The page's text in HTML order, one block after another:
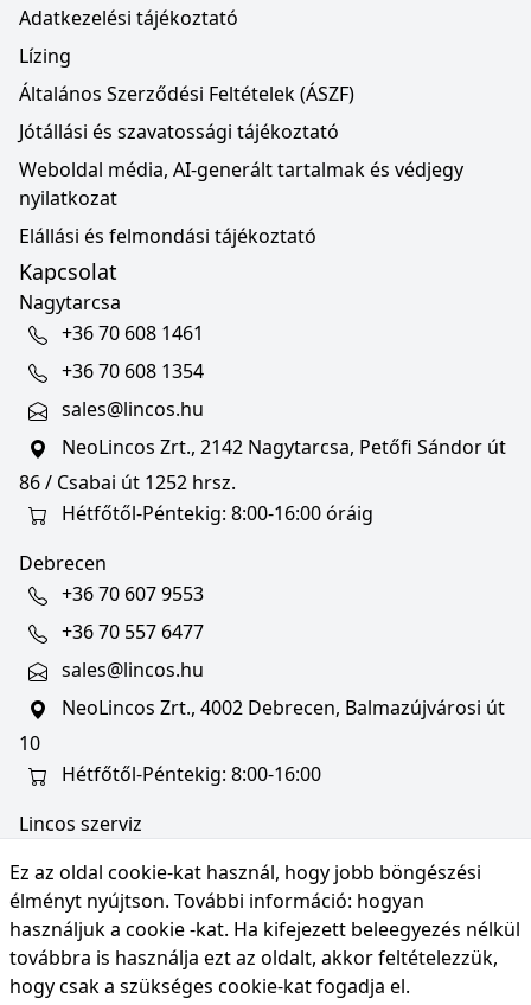
Ez az oldal cookie-kat használ, hogy jobb böngészési
élményt nyújtson. További információ: hogyan
használjuk a cookie -kat. Ha kifejezett beleegyezés nélkül
továbbra is használja ezt az oldalt, akkor feltételezzük,
hogy csak a szükséges cookie-kat fogadja el.
Adatkezelési tájékoztató
Lízing
Általános Szerződési Feltételek (ÁSZF)
Jótállási és szavatossági tájékoztató
Weboldal média, AI-generált tartalmak és védjegy
nyilatkozat
Elállási és felmondási tájékoztató
Kapcsolat
Nagytarcsa
+36 70 608 1461
+36 70 608 1354
sales@lincos.hu
NeoLincos Zrt., 2142 Nagytarcsa, Petőfi Sándor út
86 / Csabai út 1252 hrsz.
Hétfőtől-Péntekig: 8:00-16:00 óráig
Debrecen
+36 70 607 9553
+36 70 557 6477
sales@lincos.hu
NeoLincos Zrt., 4002 Debrecen, Balmazújvárosi út
10
Hétfőtől-Péntekig: 8:00-16:00
Lincos szerviz
NeoLincos Zrt., 4002 Debrecen, Balmazújvárosi út
10
Nyitvatartás: hétfő-péntek 8:00-16:00